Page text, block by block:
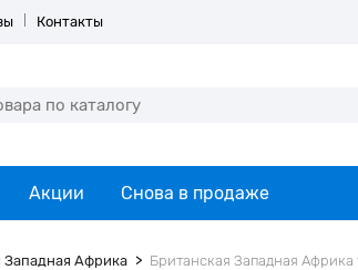
Контакты
Акции Снова в продаже
Западная Африка Британская Западная Африка